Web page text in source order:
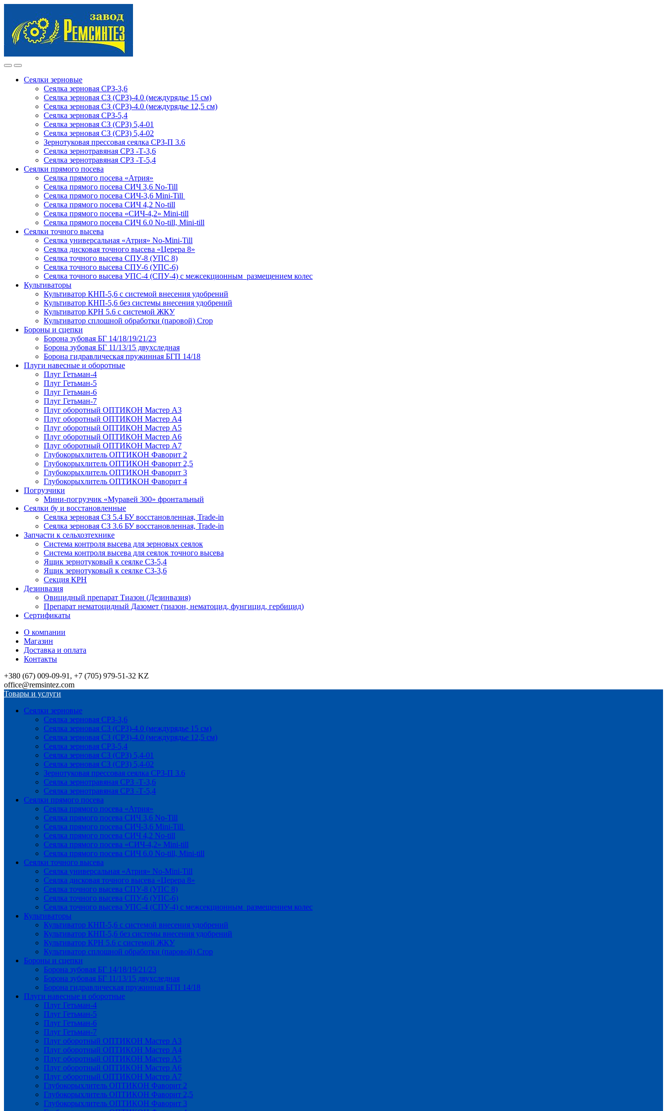
navigation
content
Сеялки зерновые
Сеялка зерновая СРЗ-3,6
Сеялка зерновая СЗ (СРЗ)-4.0 (междурядье 15 см)
Сеялка зерновая СЗ (СРЗ)-4.0 (междурядье 12,5 см)
Сеялка зерновая СРЗ-5,4
Сеялка зерновая СЗ (СРЗ) 5,4-01
Сеялка зерновая СЗ (СРЗ) 5,4-02
Зернотуковая прессовая сеялка СРЗ-П 3.6
Сеялка зернотравяная СРЗ -Т-3,6
Сеялка зернотравяная СРЗ -Т-5,4
Сеялки прямого посева
Сеялка прямого посева «Атрия»
Сеялка прямого посева СИЧ 3,6 No-Till
Сеялка прямого посева СИЧ-3,6 Mini-Till
Сеялка прямого посева СИЧ 4,2 No-till
Сеялка прямого посева «СИЧ-4,2» Mini-till
Сеялка прямого посева СИЧ 6.0 No-till, Mini-till
Сеялки точного высева
Сеялка универсальная «Атрия» No-Mini-Till
Сеялка дисковая точного высева «Церера 8»
Сеялка точного высева СПУ-8 (УПС 8)
Сеялка точного высева СПУ-6 (УПС-6)
Сеялка точного высева УПС-4 (СПУ-4) с межсекционным размещением колес
Культиваторы
Культиватор КНП-5,6 с системой внесения удобрений
Культиватор КНП-5,6 без системы внесения удобрений
Культиватор КРН 5.6 с системой ЖКУ
Культиватор сплошной обработки (паровой) Crop
Бороны и сцепки
Борона зубовая БГ 14/18/19/21/23
Борона зубовая БГ 11/13/15 двухследная
Борона гидравлическая пружинная БГП 14/18
Плуги навесные и оборотные
Плуг Гетьман-4
Плуг Гетьман-5
Плуг Гетьман-6
Плуг Гетьман-7
Плуг оборотный ОПТИКОН Мастер А3
Плуг оборотный ОПТИКОН Мастер А4
Плуг оборотный ОПТИКОН Мастер А5
Плуг оборотный ОПТИКОН Мастер А6
Плуг оборотный ОПТИКОН Мастер А7
Глубокорыхлитель ОПТИКОН Фаворит 2
Глубокорыхлитель ОПТИКОН Фаворит 2,5
Глубокорыхлитель ОПТИКОН Фаворит 3
Глубокорыхлитель ОПТИКОН Фаворит 4
Погрузчики
Мини-погрузчик «Муравей 300» фронтальный
Сеялки бу и восстановленные
Сеялка зерновая СЗ 5.4 БУ восстановленная, Trade-in
Сеялка зерновая СЗ 3.6 БУ восстановленная, Trade-in
Запчасти к сельхозтехнике
Система контроля высева для зерновых сеялок
Система контроля высева для сеялок точного высева
Ящик зернотуковый к сеялке СЗ-5,4
Ящик зернотуковый к сеялке СЗ-3,6
Секция КРН
Дезинвазия
Овицидный препарат Тиазон (Дезинвазия)
Препарат нематоцидный Дазомет (тиазон, нематоцид, фунгицид, гербицид)
Сертификаты
О компании
Магазин
Доставка и оплата
Контакты
+380 (67) 009-09-91, +7 (705) 979-51-32 KZ
office@remsintez.com
Товары и услуги
Сеялки зерновые
Сеялка зерновая СРЗ-3,6
Сеялка зерновая СЗ (СРЗ)-4.0 (междурядье 15 см)
Сеялка зерновая СЗ (СРЗ)-4.0 (междурядье 12,5 см)
Сеялка зерновая СРЗ-5,4
Сеялка зерновая СЗ (СРЗ) 5,4-01
Сеялка зерновая СЗ (СРЗ) 5,4-02
Зернотуковая прессовая сеялка СРЗ-П 3.6
Сеялка зернотравяная СРЗ -Т-3,6
Сеялка зернотравяная СРЗ -Т-5,4
Сеялки прямого посева
Сеялка прямого посева «Атрия»
Сеялка прямого посева СИЧ 3,6 No-Till
Сеялка прямого посева СИЧ-3,6 Mini-Till
Сеялка прямого посева СИЧ 4,2 No-till
Сеялка прямого посева «СИЧ-4,2» Mini-till
Сеялка прямого посева СИЧ 6.0 No-till, Mini-till
Сеялки точного высева
Сеялка универсальная «Атрия» No-Mini-Till
Сеялка дисковая точного высева «Церера 8»
Сеялка точного высева СПУ-8 (УПС 8)
Сеялка точного высева СПУ-6 (УПС-6)
Сеялка точного высева УПС-4 (СПУ-4) с межсекционным размещением колес
Культиваторы
Культиватор КНП-5,6 с системой внесения удобрений
Культиватор КНП-5,6 без системы внесения удобрений
Культиватор КРН 5.6 с системой ЖКУ
Культиватор сплошной обработки (паровой) Crop
Бороны и сцепки
Борона зубовая БГ 14/18/19/21/23
Борона зубовая БГ 11/13/15 двухследная
Борона гидравлическая пружинная БГП 14/18
Плуги навесные и оборотные
Плуг Гетьман-4
Плуг Гетьман-5
Плуг Гетьман-6
Плуг Гетьман-7
Плуг оборотный ОПТИКОН Мастер А3
Плуг оборотный ОПТИКОН Мастер А4
Плуг оборотный ОПТИКОН Мастер А5
Плуг оборотный ОПТИКОН Мастер А6
Плуг оборотный ОПТИКОН Мастер А7
Глубокорыхлитель ОПТИКОН Фаворит 2
Глубокорыхлитель ОПТИКОН Фаворит 2,5
Глубокорыхлитель ОПТИКОН Фаворит 3